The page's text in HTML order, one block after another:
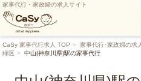
家事代行・家政婦の求人サイト
CaSy 家事代行求人 TOP 家事代行･家政婦の求
緑区
中山(神奈川県)駅の家事代行